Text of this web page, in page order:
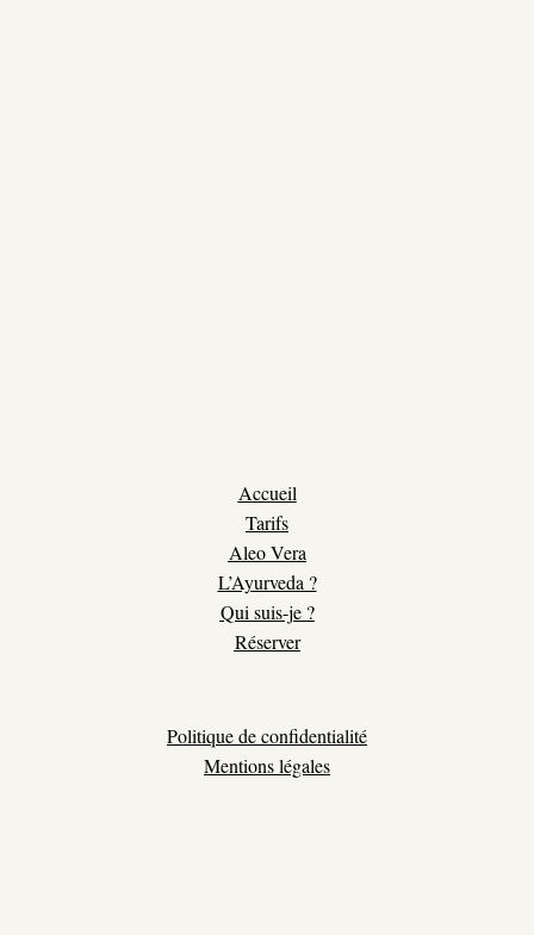
Accueil
Tarifs
Aleo Vera
L’Ayurveda ?
Qui suis-je ?
Réserver
Politique de confidentialité
Mentions légales